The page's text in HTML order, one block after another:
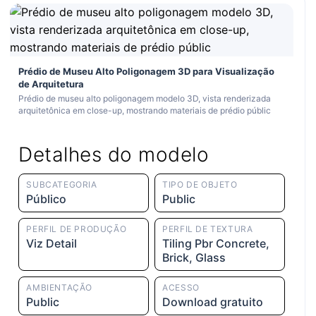
Prédio de Museu Alto Poligonagem 3D para Visualização
de Arquitetura
Prédio de museu alto poligonagem modelo 3D, vista renderizada
arquitetônica em close-up, mostrando materiais de prédio públic
Detalhes do modelo
SUBCATEGORIA
Público
TIPO DE OBJETO
Public
PERFIL DE PRODUÇÃO
Viz Detail
PERFIL DE TEXTURA
Tiling Pbr Concrete,
Brick, Glass
AMBIENTAÇÃO
Public
ACESSO
Download gratuito